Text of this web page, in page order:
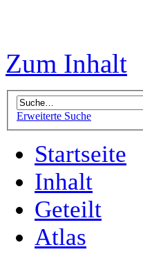
Zum Inhalt
Erweiterte Suche
Startseite
Inhalt
Geteilt
Atlas